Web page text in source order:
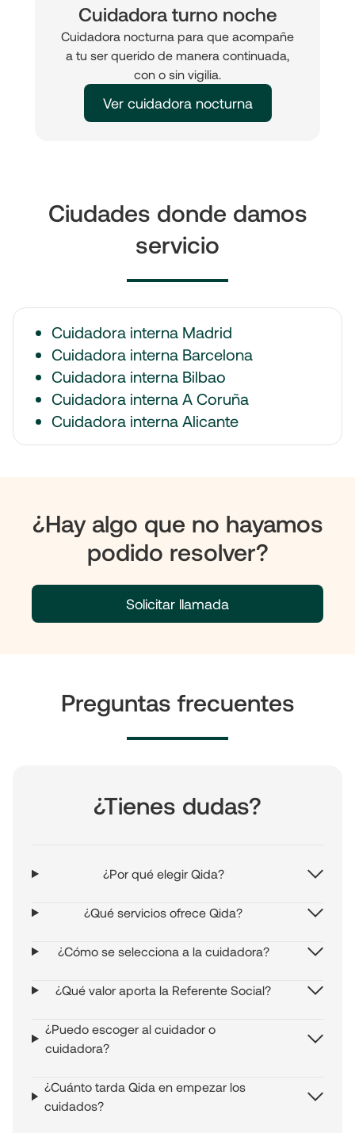
Cuidadora turno noche
Cuidadora nocturna para que acompañe
a tu ser querido de manera continuada,
con o sin vigilia.
Ver cuidadora nocturna
Ciudades donde damos
servicio
Cuidadora interna Madrid
Cuidadora interna Barcelona
Cuidadora interna Bilbao
Cuidadora interna A Coruña
Cuidadora interna Alicante
¿Hay algo que no hayamos
podido resolver?
Solicitar llamada
Preguntas frecuentes
¿Tienes dudas?
¿Por qué elegir Qida?
¿Qué servicios ofrece Qida?
¿Cómo se selecciona a la cuidadora?
¿Qué valor aporta la Referente Social?
¿Puedo escoger al cuidador o
cuidadora?
¿Cuánto tarda Qida en empezar los
cuidados?